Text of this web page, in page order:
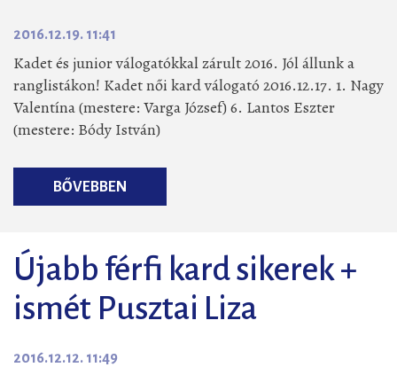
2016.12.19. 11:41
Kadet és junior válogatókkal zárult 2016. Jól állunk a
ranglistákon! Kadet női kard válogató 2016.12.17. 1. Nagy
Valentína (mestere: Varga József) 6. Lantos Eszter
(mestere: Bódy István)
BŐVEBBEN
Újabb férfi kard sikerek +
ismét Pusztai Liza
2016.12.12. 11:49